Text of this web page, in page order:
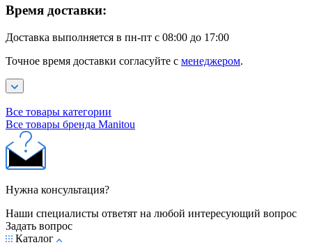
Время доставки:
Доставка выполняется в пн-пт с 08:00 до 17:00
Точное время доставки согласуйте с менеджером.
Все товары категории
Все товары бренда Manitou
Нужна консультация?
Наши специалисты ответят на любой интересующий вопрос
Задать вопрос
Каталог